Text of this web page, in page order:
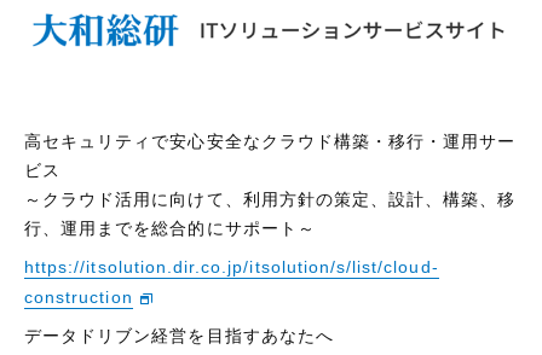
高セキュリティで安心安全なクラウド構築・移行・運用サー
ビス
～クラウド活用に向けて、利用方針の策定、設計、構築、移
行、運用までを総合的にサポート～
https://itsolution.dir.co.jp/itsolution/s/list/cloud-
construction
データドリブン経営を目指すあなたへ